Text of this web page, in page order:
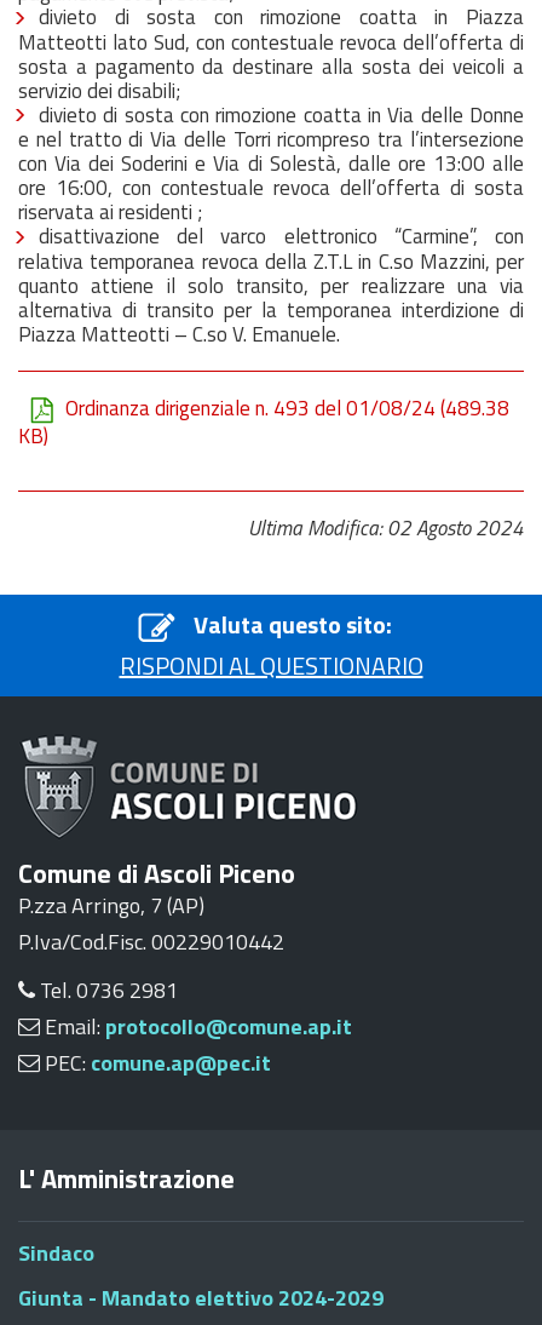
divieto di sosta con rimozione coatta in Piazza
Matteotti lato Sud, con contestuale revoca dell’offerta di
sosta a pagamento da destinare alla sosta dei veicoli a
servizio dei disabili;
divieto di sosta con rimozione coatta in Via delle Donne
e nel tratto di Via delle Torri ricompreso tra l’intersezione
con Via dei Soderini e Via di Solestà, dalle ore 13:00 alle
ore 16:00, con contestuale revoca dell’offerta di sosta
riservata ai residenti ;
disattivazione del varco elettronico “Carmine”, con
relativa temporanea revoca della Z.T.L in C.so Mazzini, per
quanto attiene il solo transito, per realizzare una via
alternativa di transito per la temporanea interdizione di
Piazza Matteotti – C.so V. Emanuele.
Ordinanza dirigenziale n. 493 del 01/08/24(489.38
KB)
Ultima Modifica: 02 Agosto 2024
Valuta questo sito:
RISPONDI AL QUESTIONARIO
Comune di Ascoli Piceno
P.zza Arringo, 7 (AP)
P.Iva/Cod.Fisc. 00229010442
Tel. 0736 2981
Email: protocollo@comune.ap.it
PEC: comune.ap@pec.it
L' Amministrazione
Sindaco
Giunta - Mandato elettivo 2024-2029